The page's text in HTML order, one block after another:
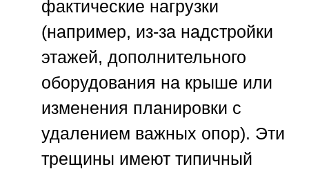
фактические нагрузки
(например, из-за надстройки
этажей, дополнительного
оборудования на крыше или
изменения планировки с
удалением важных опор). Эти
трещины имеют типичный